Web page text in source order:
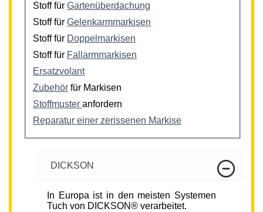
Stoff für Gartenüberdachung
Stoff für Gelenkarmmarkisen
Stoff für Doppelmarkisen
Stoff für Fallarmmarkisen
Ersatzvolant
Zubehör für Markisen
Stoffmuster anfordern
Reparatur einer zerissenen Markise
DICKSON
In Europa ist in den meisten Systemen
Tuch von DICKSON® verarbeitet.